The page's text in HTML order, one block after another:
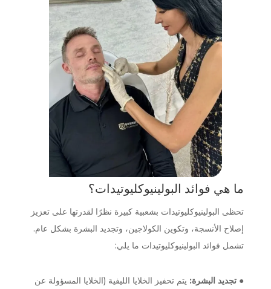
ما هي فوائد البولينيوكليوتيدات؟
تحظى البولينيوكليوتيدات بشعبية كبيرة نظرًا لقدرتها على تعزيز
إصلاح الأنسجة، وتكوين الكولاجين، وتجديد البشرة بشكل عام.
تشمل فوائد البولينيوكليوتيدات ما يلي:
● تجديد البشرة: يتم تحفيز الخلايا الليفية (الخلايا المسؤولة عن